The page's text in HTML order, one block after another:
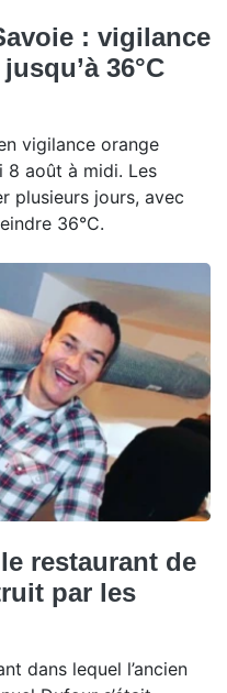
: vigilance
36°C
vigilance orange
8 août à midi. Les
plusieurs jours, avec
36°C.
restaurant de
par les
dans lequel l’ancien